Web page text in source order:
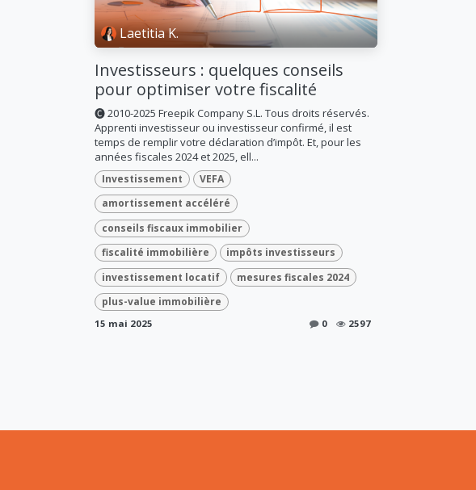
Laetitia K.
Investisseurs : quelques conseils
pour optimiser votre fiscalité
🅒 2010-2025 Freepik Company S.L. Tous droits réservés.
Apprenti investisseur ou investisseur confirmé, il est
temps de remplir votre déclaration d’impôt. Et, pour les
années fiscales 2024 et 2025, ell...
Investissement
VEFA
amortissement accéléré
conseils fiscaux immobilier
fiscalité immobilière
impôts investisseurs
investissement locatif
mesures fiscales 2024
plus-value immobilière
15 mai 2025 0 2597